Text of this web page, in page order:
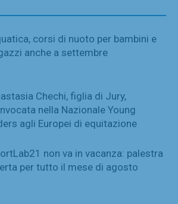
corsi di nuoto per bambini e
anche a settembre
Chechi, figlia di Jury,
nella Nazionale Young
agli Europei di equitazione
non va in vacanza: palestra
per tutto il mese di agosto